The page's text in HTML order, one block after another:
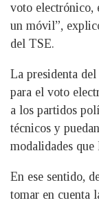
voto electrónico,
un móvil”,
del TSE.
La presidenta
para el voto
a los partidos
técnicos y
modalidades que
En ese sentido,
tomar en cuenta